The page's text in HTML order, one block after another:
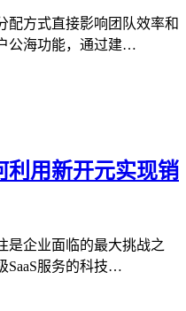
配方式直接影响团队效率和
公海功能，通过建…
利用新开元实现销
是企业面临的最大挑战之
SaaS服务的科技…